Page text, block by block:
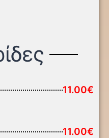
11.00€
11.00€